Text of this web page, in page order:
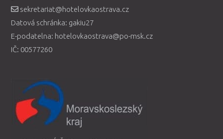
sekretariat@hotelovkaostrava.cz
Datová schránka: gakiu27
E-podatelna: hotelovkaostrava@po-msk.cz
IČ: 00577260